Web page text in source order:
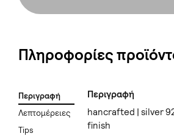
Πληροφορίες
Περιγραφή
Λεπτομέρειες
Tips
Περιγραφή
hancrafted | silver
finish